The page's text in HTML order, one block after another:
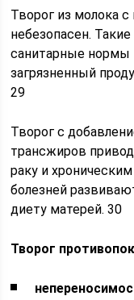
Творог из молока
небезопасен.
санитарные нормы
загрязненный
29
Творог с
трансжиров
раку и
болезней
диету матерей. 30
Творог